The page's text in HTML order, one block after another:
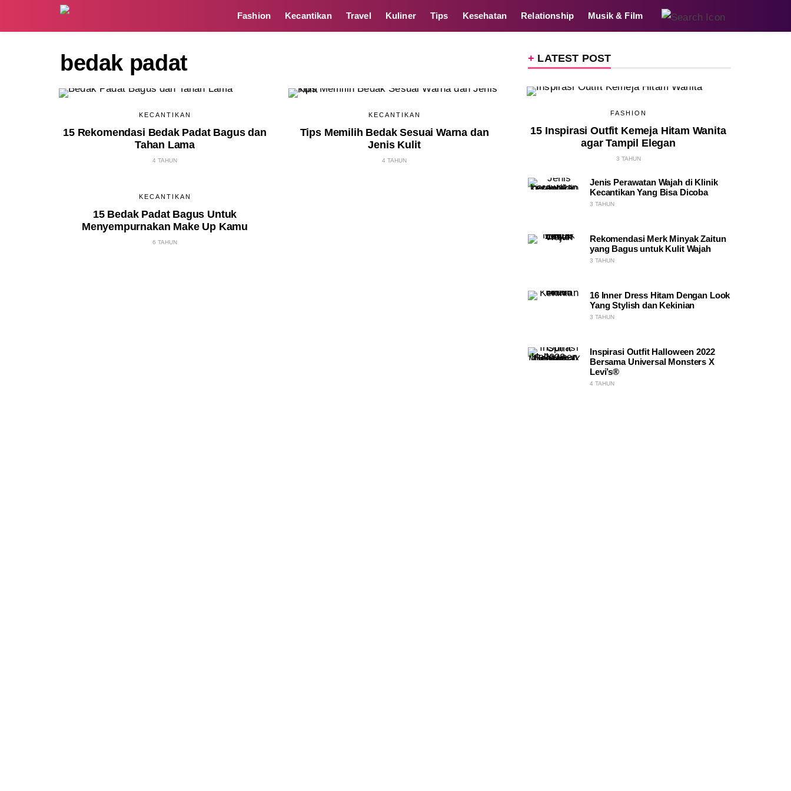
Fashion Kecantikan Travel Kuliner Tips Kesehatan Relationship Musik & Film
bedak padat
KECANTIKAN
15 Rekomendasi Bedak Padat Bagus dan
Tahan Lama
4 TAHUN
KECANTIKAN
Tips Memilih Bedak Sesuai Warna dan
Jenis Kulit
4 TAHUN
KECANTIKAN
15 Bedak Padat Bagus Untuk
Menyempurnakan Make Up Kamu
6 TAHUN
LATEST POST
FASHION
15 Inspirasi Outfit Kemeja Hitam Wanita
agar Tampil Elegan
3 TAHUN
Jenis Perawatan Wajah di Klinik
Kecantikan Yang Bisa Dicoba
3 TAHUN
Rekomendasi Merk Minyak Zaitun
yang Bagus untuk Kulit Wajah
3 TAHUN
16 Inner Dress Hitam Dengan Look
Yang Stylish dan Kekinian
3 TAHUN
Inspirasi Outfit Halloween 2022
Bersama Universal Monsters X
Levi’s®
4 TAHUN